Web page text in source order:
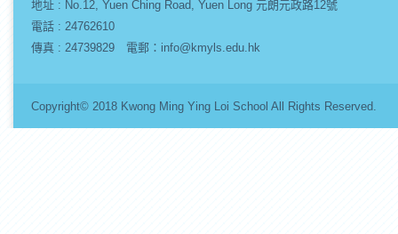
地址 : No.12, Yuen Ching Road, Yuen Long 元朗元政路12號
電話 : 24762610
傳真 : 24739829 電郵：info@kmyls.edu.hk
Copyright© 2018 Kwong Ming Ying Loi School All Rights Reserved.